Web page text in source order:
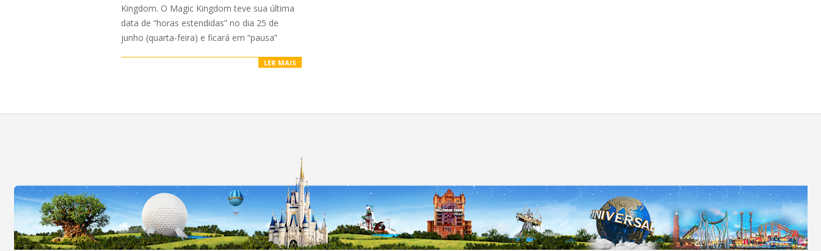
Kingdom. O Magic Kingdom teve sua última
data de “horas estendidas” no dia 25 de
junho (quarta-feira) e ficará em “pausa”
LER MAIS